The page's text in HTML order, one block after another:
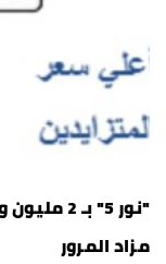
مزاد المرور